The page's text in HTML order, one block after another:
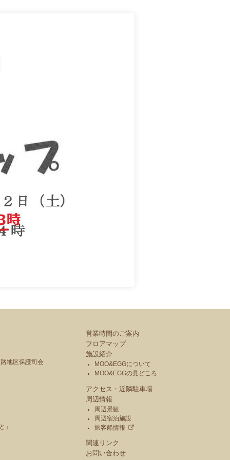
地区保護司会
」
営業時間のご案内
フロアマップ
施設紹介
MOO&EGGについて
MOO&EGGの見どころ
アクセス・近隣駐車場
周辺情報
周辺景観
周辺宿泊施設
旅客船情報
関連リンク
お問い合わせ